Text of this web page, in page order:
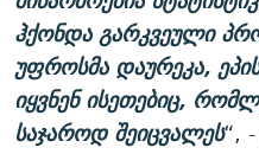
ჰქონდა გარკვეული
უფროსმა დაურეკა,
იყვნენ ისეთებიც,
საჯაროდ შეიცვალეს“,